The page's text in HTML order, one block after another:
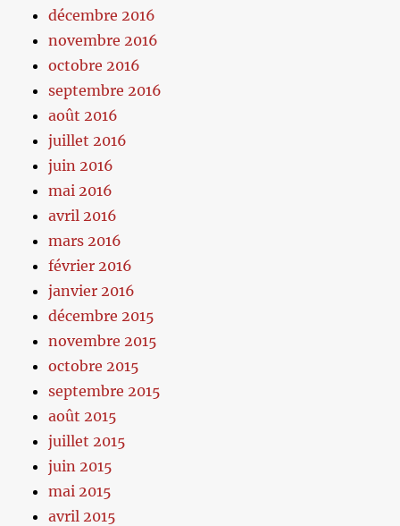
décembre 2016
novembre 2016
octobre 2016
septembre 2016
août 2016
juillet 2016
juin 2016
mai 2016
avril 2016
mars 2016
février 2016
janvier 2016
décembre 2015
novembre 2015
octobre 2015
septembre 2015
août 2015
juillet 2015
juin 2015
mai 2015
avril 2015